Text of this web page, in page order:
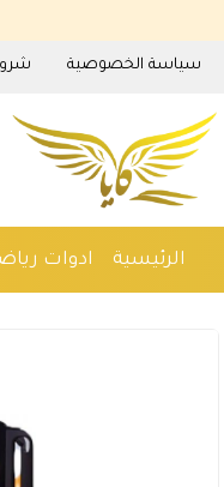
سياسة الخصوصية
الرئيسية ادوات